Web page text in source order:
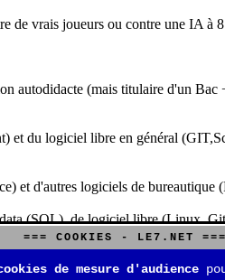
de vrais joueurs ou contre une IA à
autodidacte (mais titulaire d'un
et du logiciel libre en général
et d'autres logiciels de bureautique
(SQL), de logiciel libre (Linux,
de stratégie (Echecs, Go,
=== COOKIES - LE7.NET ===
de mesure d'audience